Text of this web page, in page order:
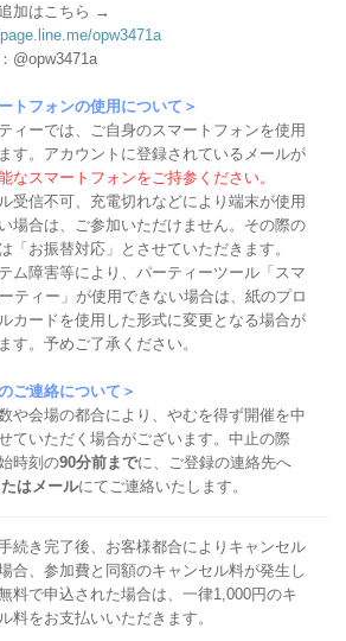
加はこちら →
opw3471a
@opw3471a
トフォンの使用について＞
ィーでは、ご自身のスマートフォンを使用
す。アカウントに登録されているメールが
なスマートフォンをご持参ください。
受信不可、充電切れなどにより端末が使用
場合は、ご参加いただけません。その際の
「お振替対応」とさせていただきます。
ム障害等により、パーティーツール「スマ
ティー」が使用できない場合は、紙のプロ
カードを使用した形式に変更となる場合が
す。予めご了承ください。
ご連絡について＞
や会場の都合により、やむを得ず開催を中
ていただく場合がございます。中止の際
時刻の90分前までに、ご登録の連絡先へ
はメールにてご連絡いたします。
続き完了後、お客様都合によりキャンセル
合、参加費と同額のキャンセル料が発生し
料で申込された場合は、一律1,000円のキ
料をお支払いいただきます。